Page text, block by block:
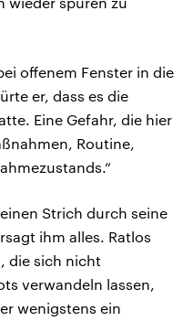
offenem Fenster in die
er, dass es die
Eine Gefahr, die hier
Routine,
Strich durch seine
ihm alles. Ratlos
die sich nicht
verwandeln lassen,
wenigstens ein